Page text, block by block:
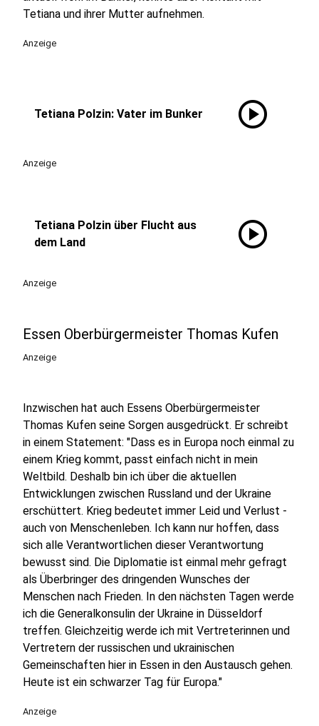
Tetiana und ihrer Mutter aufnehmen.
Anzeige
Tetiana Polzin: Vater im Bunker play_circle
Anzeige
Tetiana Polzin über Flucht aus
dem Land
play_circle
Anzeige
Essen Oberbürgermeister Thomas Kufen
Anzeige
Inzwischen hat auch Essens Oberbürgermeister
Thomas Kufen seine Sorgen ausgedrückt. Er schreibt
in einem Statement: "Dass es in Europa noch einmal zu
einem Krieg kommt, passt einfach nicht in mein
Weltbild. Deshalb bin ich über die aktuellen
Entwicklungen zwischen Russland und der Ukraine
erschüttert. Krieg bedeutet immer Leid und Verlust -
auch von Menschenleben. Ich kann nur hoffen, dass
sich alle Verantwortlichen dieser Verantwortung
bewusst sind. Die Diplomatie ist einmal mehr gefragt
als Überbringer des dringenden Wunsches der
Menschen nach Frieden. In den nächsten Tagen werde
ich die Generalkonsulin der Ukraine in Düsseldorf
treffen. Gleichzeitig werde ich mit Vertreterinnen und
Vertretern der russischen und ukrainischen
Gemeinschaften hier in Essen in den Austausch gehen.
Heute ist ein schwarzer Tag für Europa."
Anzeige